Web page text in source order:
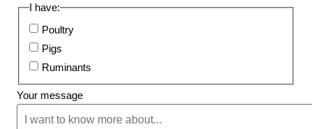
I have:
Poultry
Pigs
Ruminants
Your message